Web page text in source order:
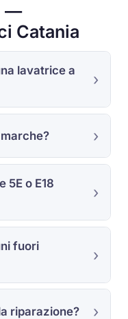
—
Catania
lavatrice a
5E o E18
fuori
riparazione?